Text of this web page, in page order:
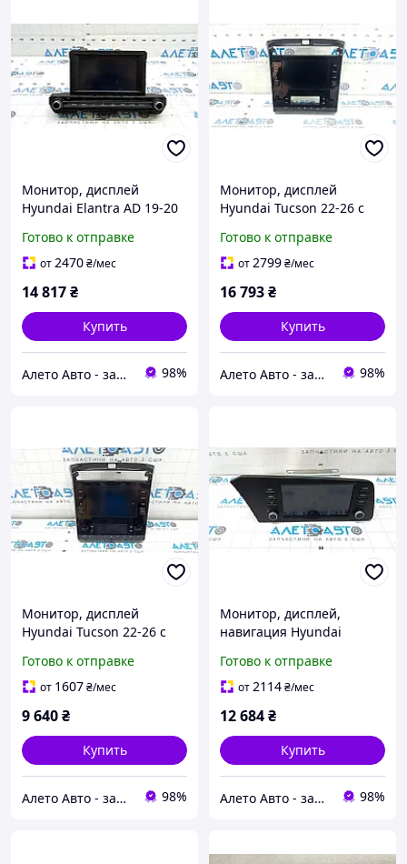
Монитор, дисплей
Hyundai Elantra AD 19-20
96160F2UA0SSH
Готово к отправке
от2470₴/мес
14 817₴
Купить
Алето Авто - запчасти на авто из США 98%
Монитор, дисплей
Hyundai Tucson 22-26 с
климатом, царапины
96525N9100RET
Готово к отправке
от2799₴/мес
16 793₴
Купить
Алето Авто - запчасти на авто из США 98%
Монитор, дисплей
Hyundai Tucson 22-26 с
климатом, 1.6T, разбит
монитор, царапины
Готово к отправке
от 1607₴/мес
9 640₴
Купить
Алето Авто - запчасти на авто из США 98%
Монитор, дисплей,
навигация Hyundai
щиток приборов
96160AA240LS5
Готово к отправке
от2114₴/мес
12 684₴
Купить
Алето Авто - запчасти на авто из США 98%